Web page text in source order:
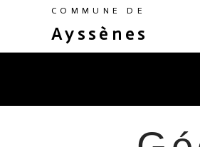
COMMUNE DE
Ayssènes